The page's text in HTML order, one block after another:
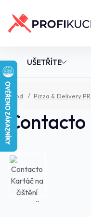
UŠETŘÍTE
Úvod Pizza & Delivery
Contacto